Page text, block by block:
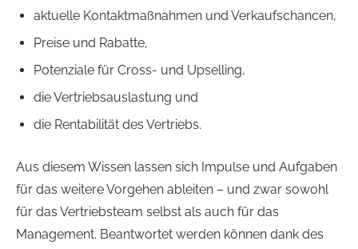
aktuelle Kontaktmaßnahmen und Verkaufschancen,
Preise und Rabatte,
Potenziale für Cross- und Upselling,
die Vertriebsauslastung und
die Rentabilität des Vertriebs.
Aus diesem Wissen lassen sich Impulse und Aufgaben
für das weitere Vorgehen ableiten – und zwar sowohl
für das Vertriebsteam selbst als auch für das
Management. Beantwortet werden können dank des